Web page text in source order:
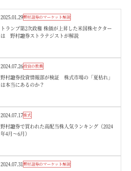
2025.01.29野村證券のマーケット解説
トランプ第2次政権 株価が上昇した米国株セクター
は 野村證券ストラテジストが解説
2024.07.26投資の教養
野村證券投資情報部が検証 株式市場の「夏枯れ」
は本当にあるのか？
2024.07.17株式
野村證券で買われた高配当株人気ランキング（2024
年4月～6月）
2024.07.31野村證券のマーケット解説